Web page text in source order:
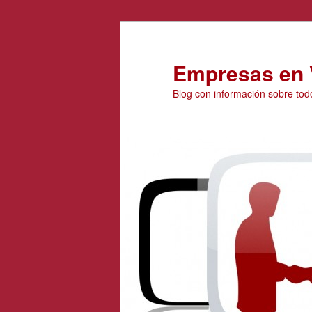
Empresas en
Blog con información sobre